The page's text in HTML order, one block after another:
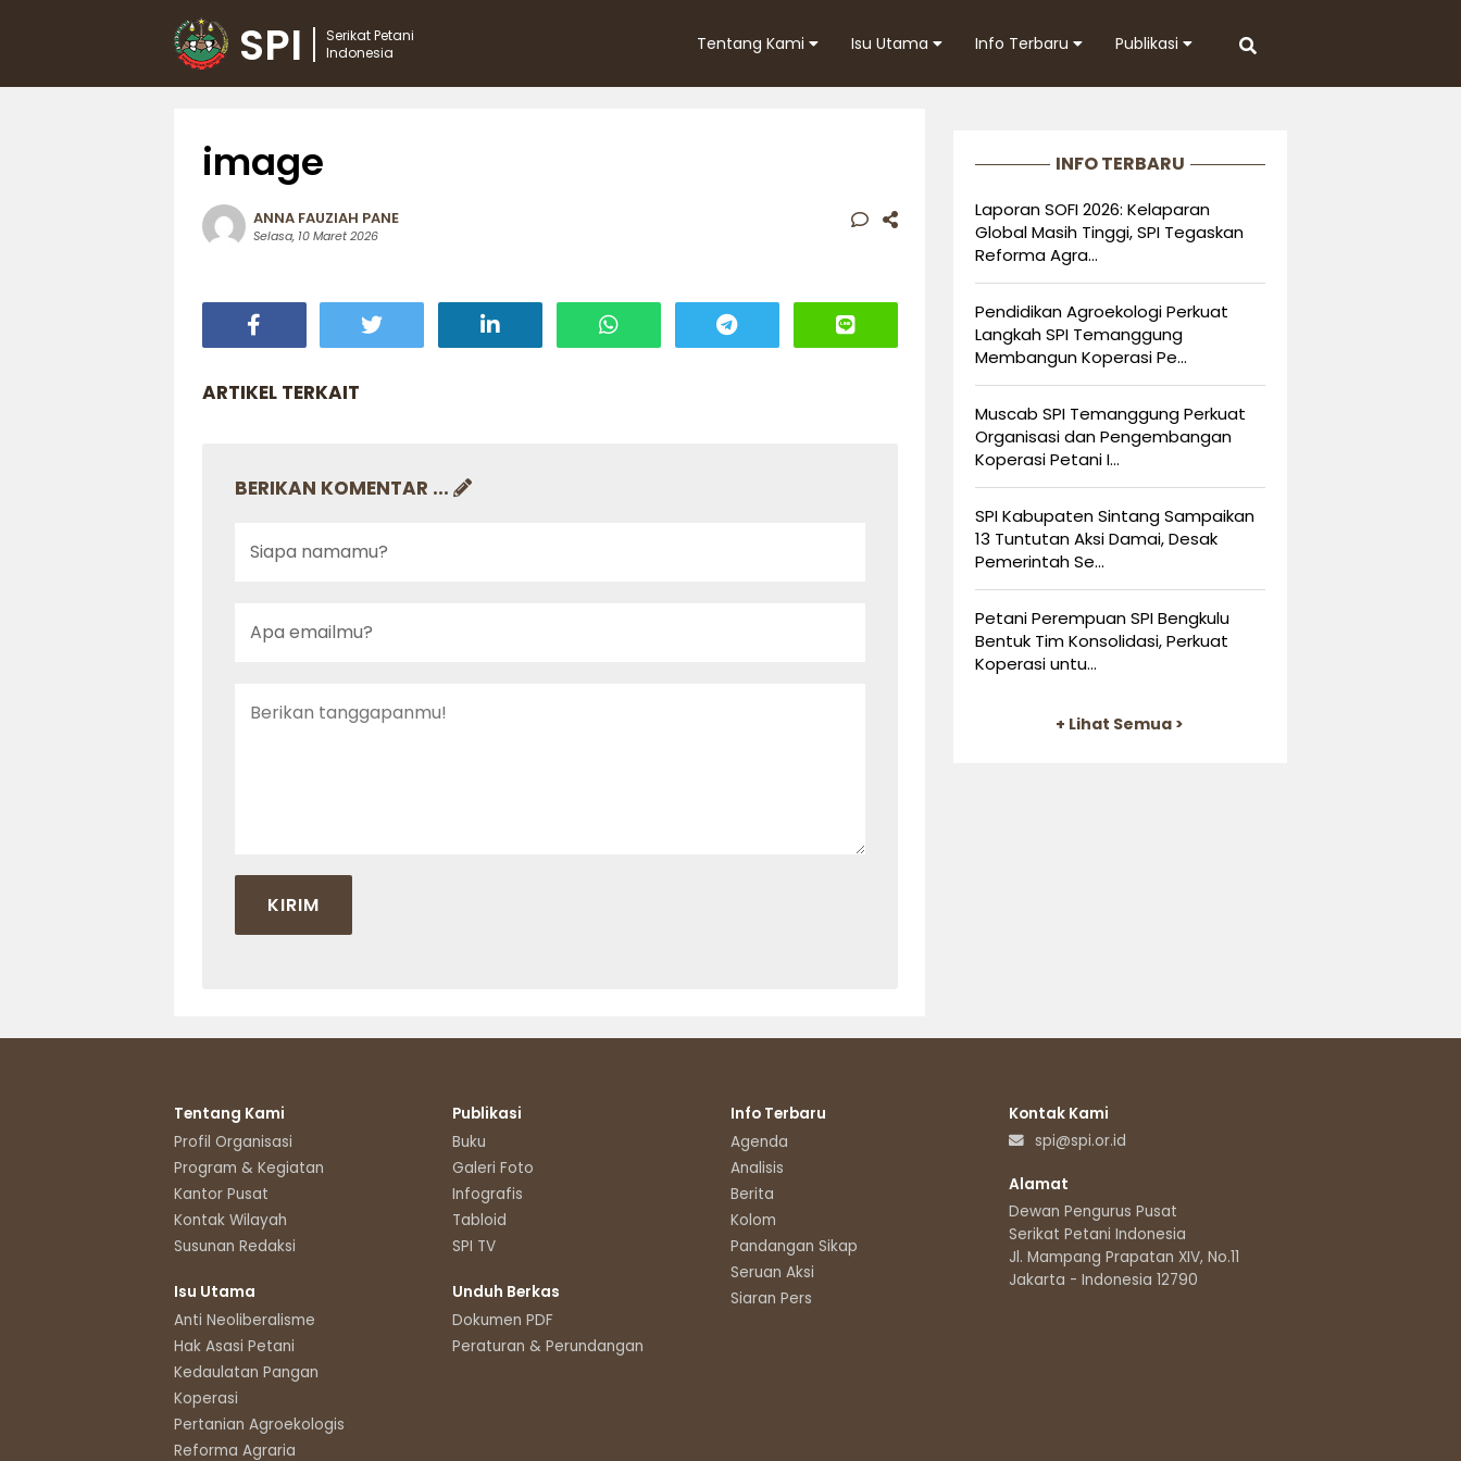
SPI
Serikat Petani
Indonesia
Tentang Kami Isu Utama Info Terbaru Publikasi
image
ANNA FAUZIAH PANE
Selasa, 10 Maret 2026
ARTIKEL TERKAIT
BERIKAN KOMENTAR ...
INFO TERBARU
Laporan SOFI 2026: Kelaparan
Global Masih Tinggi, SPI Tegaskan
Reforma Agra...
Pendidikan Agroekologi Perkuat
Langkah SPI Temanggung
Membangun Koperasi Pe...
Muscab SPI Temanggung Perkuat
Organisasi dan Pengembangan
Koperasi Petani I...
SPI Kabupaten Sintang Sampaikan
13 Tuntutan Aksi Damai, Desak
Pemerintah Se...
Petani Perempuan SPI Bengkulu
Bentuk Tim Konsolidasi, Perkuat
Koperasi untu...
+ Lihat Semua >
Tentang Kami
Profil Organisasi
Program & Kegiatan
Kantor Pusat
Kontak Wilayah
Susunan Redaksi
Isu Utama
Anti Neoliberalisme
Hak Asasi Petani
Kedaulatan Pangan
Koperasi
Pertanian Agroekologis
Reforma Agraria
Publikasi
Buku
Galeri Foto
Infografis
Tabloid
SPI TV
Unduh Berkas
Dokumen PDF
Peraturan & Perundangan
Info Terbaru
Agenda
Analisis
Berita
Kolom
Pandangan Sikap
Seruan Aksi
Siaran Pers
Kontak Kami
spi@spi.or.id
Alamat
Dewan Pengurus Pusat
Serikat Petani Indonesia
Jl. Mampang Prapatan XIV, No.11
Jakarta - Indonesia 12790